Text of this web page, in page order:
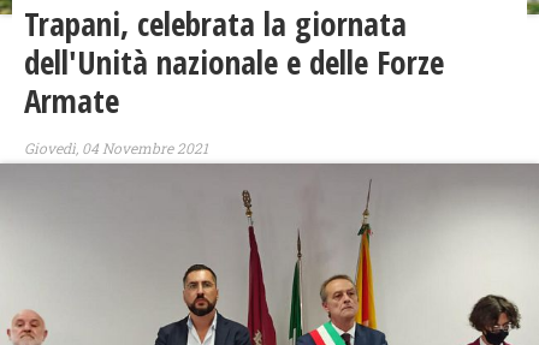
Trapani, celebrata la giornata
dell'Unità nazionale e delle Forze
Armate
Giovedì, 04 Novembre 2021